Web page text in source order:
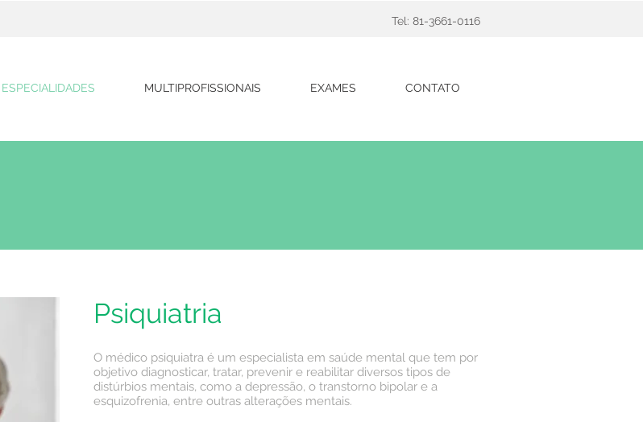
Tel: 81-3661-0116
ESPECIALIDADES MULTIPROFISSIONAIS EXAMES CONTATO
Psiquiatria
O médico psiquiatra é um especialista em saúde mental que tem por
objetivo diagnosticar, tratar, prevenir e reabilitar diversos tipos de
distúrbios mentais, como a depressão, o transtorno bipolar e a
esquizofrenia, entre outras alterações mentais.